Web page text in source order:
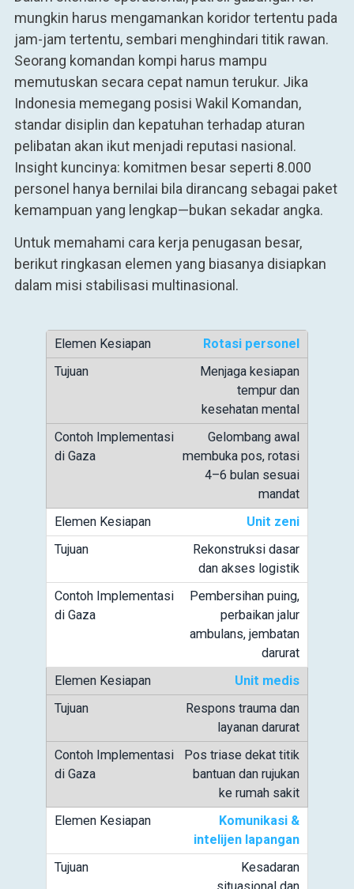
mungkin harus mengamankan koridor tertentu pada
jam-jam tertentu, sembari menghindari titik rawan.
Seorang komandan kompi harus mampu
memutuskan secara cepat namun terukur. Jika
Indonesia memegang posisi Wakil Komandan,
standar disiplin dan kepatuhan terhadap aturan
pelibatan akan ikut menjadi reputasi nasional.
Insight kuncinya: komitmen besar seperti 8.000
personel hanya bernilai bila dirancang sebagai paket
kemampuan yang lengkap—bukan sekadar angka.
Untuk memahami cara kerja penugasan besar,
berikut ringkasan elemen yang biasanya disiapkan
dalam misi stabilisasi multinasional.
Rotasi personel
Menjaga kesiapan
tempur dan
kesehatan mental
Gelombang awal
membuka pos, rotasi
4–6 bulan sesuai
mandat
Unit zeni
Rekonstruksi dasar
dan akses logistik
Pembersihan puing,
perbaikan jalur
ambulans, jembatan
darurat
Unit medis
Respons trauma dan
layanan darurat
Pos triase dekat titik
bantuan dan rujukan
ke rumah sakit
Komunikasi &
intelijen lapangan
Kesadaran